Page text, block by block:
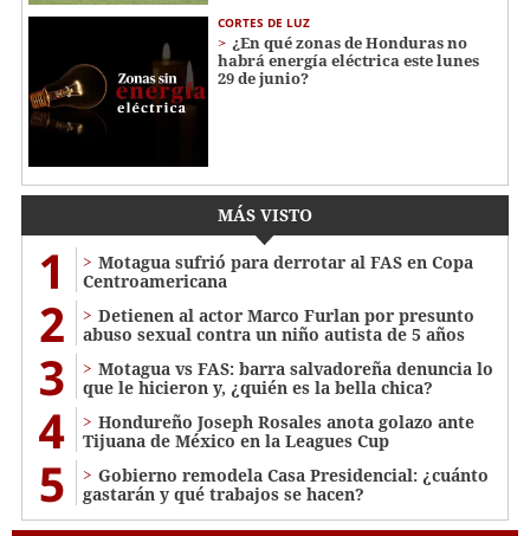
CORTES DE LUZ
¿En qué zonas de Honduras no
habrá energía eléctrica este lunes
29 de junio?
MÁS VISTO
1
Motagua sufrió para derrotar al FAS en Copa
Centroamericana
2
Detienen al actor Marco Furlan por presunto
abuso sexual contra un niño autista de 5 años
3
Motagua vs FAS: barra salvadoreña denuncia lo
que le hicieron y, ¿quién es la bella chica?
4
Hondureño Joseph Rosales anota golazo ante
Tijuana de México en la Leagues Cup
5
Gobierno remodela Casa Presidencial: ¿cuánto
gastarán y qué trabajos se hacen?